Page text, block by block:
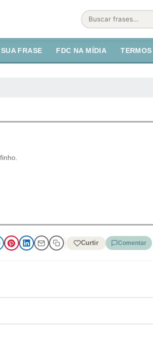
Buscar
SUA FRASE FDC NA MÍDIA
Curtir Comentar